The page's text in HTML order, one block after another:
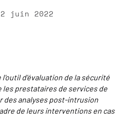
juin 2022
d'évaluation de la sécurité
les prestataires de services de
des analyses post-intrusion
de leurs interventions en cas